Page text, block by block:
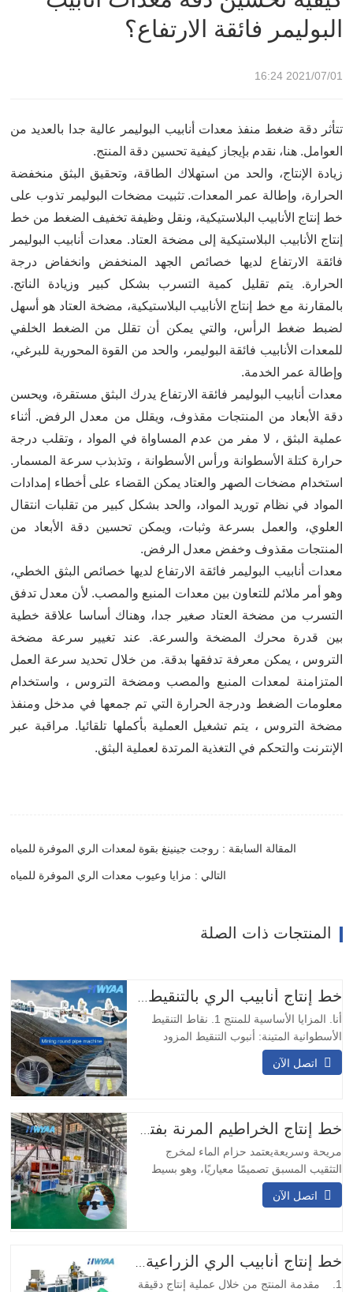
البوليمر فائقة الارتفاع؟
2021/07/01 16:24
تتأثر دقة ضغط منفذ معدات أنابيب البوليمر عالية جدا بالعديد من
العوامل. هنا، نقدم بإيجاز كيفية تحسين دقة المنتج.
زيادة الإنتاج، والحد من استهلاك الطاقة، وتحقيق البثق منخفضة
الحرارة، وإطالة عمر المعدات. تثبيت مضخات البوليمر تذوب على
خط إنتاج الأنابيب البلاستيكية، ونقل وظيفة تخفيف الضغط من خط
إنتاج الأنابيب البلاستيكية إلى مضخة العتاد. معدات أنابيب البوليمر
فائقة الارتفاع لديها خصائص الجهد المنخفض وانخفاض درجة
الحرارة. يتم تقليل كمية التسرب بشكل كبير وزيادة الناتج.
بالمقارنة مع خط إنتاج الأنابيب البلاستيكية، مضخة العتاد هو أسهل
لضبط ضغط الرأس، والتي يمكن أن تقلل من الضغط الخلفي
للمعدات الأنابيب فائقة البوليمر، والحد من القوة المحورية للبرغي،
وإطالة عمر الخدمة.
معدات أنابيب البوليمر فائقة الارتفاع يدرك البثق مستقرة، ويحسن
دقة الأبعاد من المنتجات مقذوف، ويقلل من معدل الرفض. أثناء
عملية البثق ، لا مفر من عدم المساواة في المواد ، وتقلب درجة
حرارة كتلة الأسطوانة ورأس الأسطوانة ، وتذبذب سرعة المسمار.
استخدام مضخات الصهر والعتاد يمكن القضاء على أخطاء إمدادات
المواد في نظام توريد المواد، والحد بشكل كبير من تقلبات انتقال
العلوي، والعمل بسرعة وثبات، ويمكن تحسين دقة الأبعاد من
المنتجات مقذوف وخفض معدل الرفض.
معدات أنابيب البوليمر فائقة الارتفاع لديها خصائص البثق الخطي،
وهو أمر ملائم للتعاون بين معدات المنبع والمصب. لأن معدل تدفق
التسرب من مضخة العتاد صغير جدا، وهناك أساسا علاقة خطية
بين قدرة محرك المضخة والسرعة. عند تغيير سرعة مضخة
التروس ، يمكن معرفة تدفقها بدقة. من خلال تحديد سرعة العمل
المتزامنة لمعدات المنبع والمصب ومضخة التروس ، واستخدام
معلومات الضغط ودرجة الحرارة التي تم جمعها في مدخل ومنفذ
مضخة التروس ، يتم تشغيل العملية بأكملها تلقائيا. مراقبة عبر
الإنترنت والتحكم في التغذية المرتدة لعملية البثق.
المقالة السابقة : روجت جينينغ بقوة لمعدات الري الموفرة للمياه
التالي : مزايا وعيوب معدات الري الموفرة للمياه
المنتجات ذات الصلة
أنا. المزايا الأساسية للمنتج 1. نقاط التنقيط
الأسطوانية المتينة: أنبوب التنقيط المزود
بمُنفث دائري مدمج مزود بنقاط تنقيط مقاومة
للتآكل والصدمات، لا حاجة لتعديل الاتجاه،
التصميم ذو المدخلين والمخرجين التشغيل
المستمر…
اتصل الآن
خط إنتاج الخراطيم المرنة بفتحة التخريم المسبق
مريحة وسريعةيعتمد حزام الماء لمخرج
التثقيب المسبق تصميمًا معياريًا، وهو بسيط
ومريح في التركيب. لا يتطلب اللحام في
الموقع ويمكن تركيبه بسرعة.وسائل النقل
وفقًا للاحتياجات المختلفة، وهو مناسب
لسيناريوهات النقل المختلفة.…
اتصل الآن
1. مقدمة المنتج من خلال عملية إنتاج دقيقة